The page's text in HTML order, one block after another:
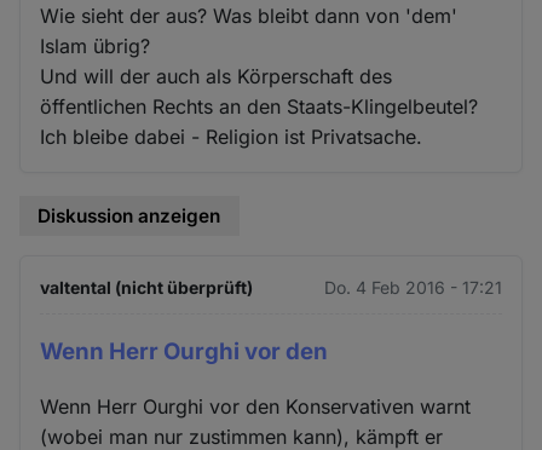
Wie sieht der aus? Was bleibt dann von 'dem'
Islam übrig?
Und will der auch als Körperschaft des
öffentlichen Rechts an den Staats-Klingelbeutel?
Ich bleibe dabei - Religion ist Privatsache.
Diskussion anzeigen
valtental (nicht überprüft) Do. 4 Feb 2016 - 17:21
Wenn Herr Ourghi vor den
Wenn Herr Ourghi vor den Konservativen warnt
(wobei man nur zustimmen kann), kämpft er